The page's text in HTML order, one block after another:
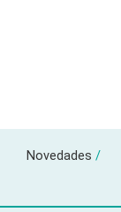
Novedades /